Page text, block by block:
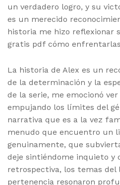
un verdadero logro, y su
es un merecido
historia me hizo reflexionar
gratis pdf cómo
La historia de Alex es un
de la determinación y la
de la serie, me emocionó
empujando los límites del
narrativa que es a la vez
menudo que encuentro un
genuinamente, que
deje sintiéndome inquieto y
retrospectiva, los temas del
pertenencia resonaron